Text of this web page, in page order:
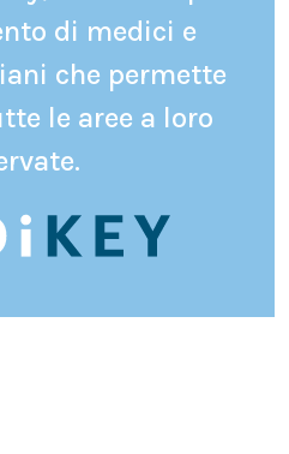
di medici e
che permette
le aree a loro